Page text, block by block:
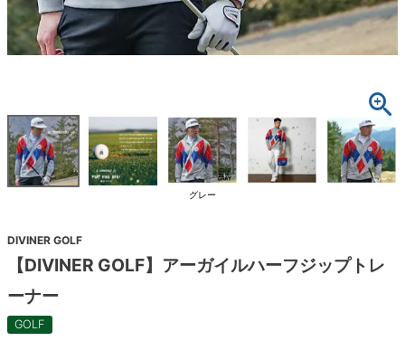
グレー
DIVINER GOLF
【DIVINER GOLF】アーガイルハーフジップトレ
ーナー
GOLF